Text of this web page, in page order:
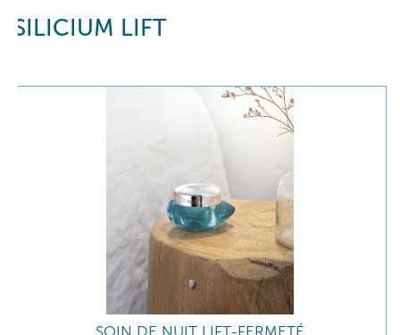
SILICIUM LIFT
SOIN DE NUIT LIFT-FERMETÉ